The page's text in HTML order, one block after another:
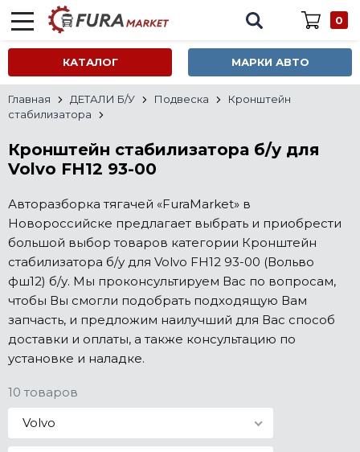
0
КАТАЛОГ МАРКИ АВТО
Главная ДЕТАЛИ Б/У Подвеска
Кронштейн
стабилизатора
Кронштейн стабилизатора б/у для
Volvo FH12 93-00
Авторазборка тягачей «FuraMarket» в
Новороссийске предлагает выбрать и приобрести
большой выбор товаров категории Кронштейн
стабилизатора б/у для Volvo FH12 93-00 (Вольво
фш12) б/у. Мы проконсультируем Вас по вопросам,
чтобы Вы смогли подобрать подходящую Вам
запчасть, и предложим наилучший для Вас способ
доставки и оплаты, а также консультацию по
установке и наладке.
10 товаров
Volvo